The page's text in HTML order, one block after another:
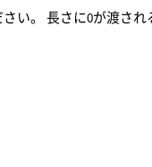
い。 長さに0が渡され